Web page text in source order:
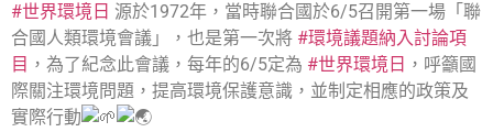
#世界環境日 源於1972年，當時聯合國於6/5召開第一場「聯
合國人類環境會議」，也是第一次將 #環境議題納入討論項
目 ，為了紀念此會議，每年的6/5定為 #世界環境日 ，呼籲國
際關注環境問題，提高環境保護意識，並制定相應的政策及
實際行動